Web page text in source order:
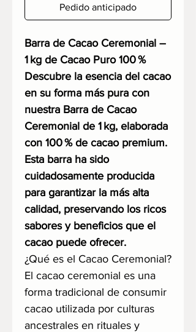
Pedido anticipado
Barra de Cacao Ceremonial –
1 kg de Cacao Puro 100 %
Descubre la esencia del cacao
en su forma más pura con
nuestra Barra de Cacao
Ceremonial de 1 kg, elaborada
con 100 % de cacao premium.
Esta barra ha sido
cuidadosamente producida
para garantizar la más alta
calidad, preservando los ricos
sabores y beneficios que el
cacao puede ofrecer.
¿Qué es el Cacao Ceremonial?
El cacao ceremonial es una
forma tradicional de consumir
cacao utilizada por culturas
ancestrales en rituales y